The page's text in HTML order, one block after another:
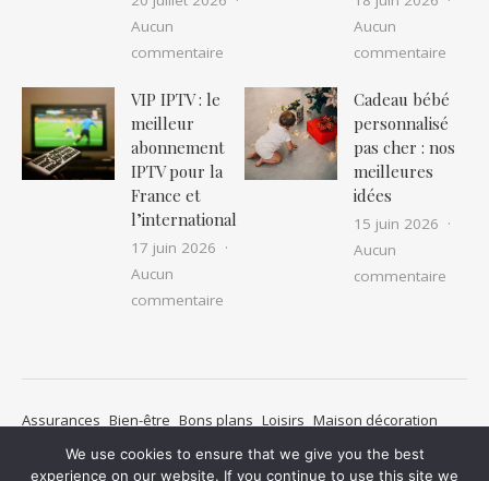
Aucun
commentaire sur Location camping car pas cher :
Aucun
commentaire
VIP IPTV : le
meilleur
abonnement
IPTV pour la
France et
l’international
17 juin 2026
Aucun
commentaire
Cadeau bébé
personnalisé
pas cher : nos
meilleures
idées
15 juin 2026
Aucun
commentaire
Assurances Bien-être Bons plans Loisirs Maison décoration
Métiers
Mode Non classé Pratique
Santé
Transports de personnes Voyages Mentions légales
We use cookies to ensure that we give you the best
experience on our website. If you continue to use this site we